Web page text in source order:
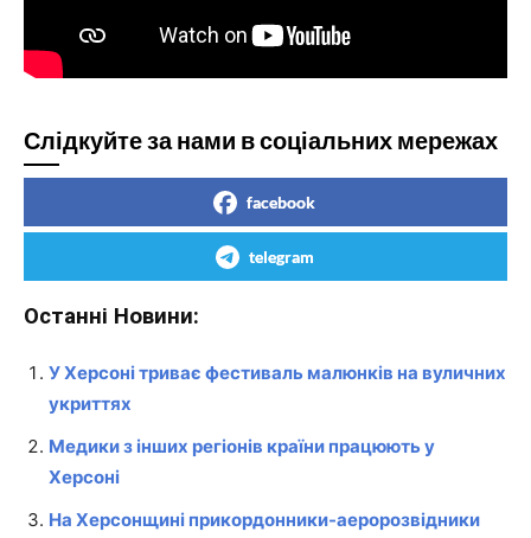
Слідкуйте за нами в соціальних мережах
facebook
telegram
Останні Новини:
У Херсоні триває фестиваль малюнків на вуличних
укриттях
Медики з інших регіонів країни працюють у
Херсоні
На Херсонщині прикордонники-аеророзвідники